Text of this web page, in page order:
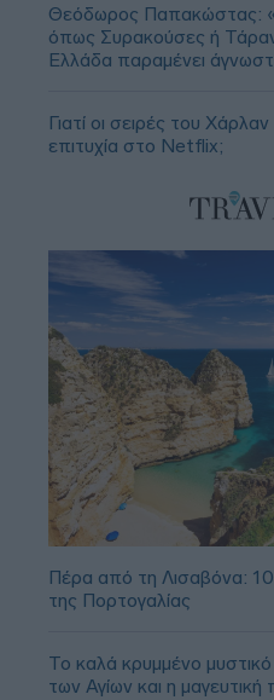
Θεόδωρος Παπακώστας:
όπως Συρακούσες ή
Ελλάδα παραμένει
Γιατί οι σειρές του
επιτυχία στο Netflix;
Πέρα από τη Λισαβόνα: 10
της Πορτογαλίας
Το καλά κρυμμένο
των Αγίων και η